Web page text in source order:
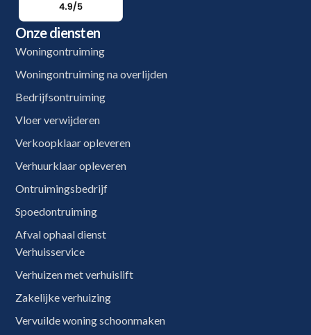
Onze diensten
Woningontruiming
Woningontruiming na overlijden
Bedrijfsontruiming
Vloer verwijderen
Verkoopklaar opleveren
Verhuurklaar opleveren
Ontruimingsbedrijf
Spoedontruiming
Afval ophaal dienst
Verhuisservice
Verhuizen met verhuislift
Zakelijke verhuizing
Vervuilde woning schoonmaken